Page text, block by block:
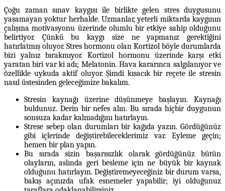
Çoğu zaman sınav kaygısı ile birlikte gelen stres duygusunu
yaşamayan yoktur herhalde. Uzmanlar, yeterli miktarda kaygının
çalışma motivasyonu üzerinde olumlu bir etkiye sahip olduğunu
belirtiyor. Çünkü bu kaygı size ne yapmanız gerektiğini
hatırlatmış oluyor. Stres hormonu olan Kortizol böyle durumlarda
bizi yalnız bırakmıyor. Kortizol hormonu üzerinde karşı etki
yaratan biri var ki adı; Melatonin. Hava kararınca salgılanıyor ve
özellikle uykuda aktif oluyor. Şimdi kısacık bir reçete ile stresin
nasıl üstesinden geleceğimize bakalım.
Stresin kaynağı üzerine düşünmeye başlayın. Kaynağı
buldunuz. Derin bir nefes alın. Bu sırada hiçbir duygunun
sonsuza kadar kalmadığını hatırlayın.
Strese sebep olan durumları bir kağıda yazın. Gördüğünüz
gibi içlerinde değiştirebileceklerimiz var. Eyleme geçin;
hemen bir plan yapın.
Bu sırada sizin başarısızlık olarak gördüğünüz bütün
olayların, aslında geri besleme için ne büyük bir kaynak
olduğunu hatırlayın. Değiştiremeyeceğiniz bir durum varsa,
bakış açınızda ufak esnemeler yapabilir; iyi olduğunuz